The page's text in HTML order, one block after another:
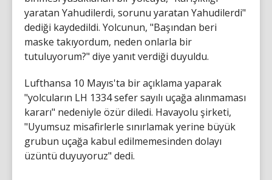
yaratan Yahudilerdi, sorunu yaratan Yahudilerdi"
dediği kaydedildi. Yolcunun, "Başından beri
maske takıyordum, neden onlarla bir
tutuluyorum?" diye yanıt verdiği duyuldu.
Lufthansa 10 Mayıs'ta bir açıklama yaparak
"yolcuların LH 1334 sefer sayılı uçağa alınmaması
kararı" nedeniyle özür diledi. Havayolu şirketi,
"Uyumsuz misafirlerle sınırlamak yerine büyük
grubun uçağa kabul edilmemesinden dolayı
üzüntü duyuyoruz" dedi.